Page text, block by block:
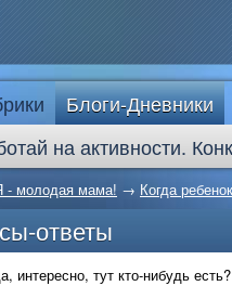
Блоги-Дневники
на активности.
- молодая мама! → Когда
ответы
интересно, тут кто-нибудь есть?